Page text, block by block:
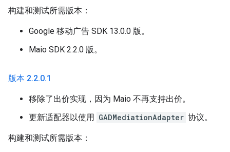
构建和测试所需版本：
Google 移动广告 SDK 13.0.0 版。
Maio SDK 2.2.0 版。
版本 2.2.0.1
移除了出价实现，因为 Maio 不再支持出价。
更新适配器以使用 GADMediationAdapter 协议。
构建和测试所需版本：